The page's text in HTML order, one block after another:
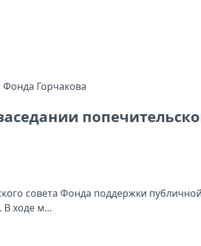
совета Фонда поддержки
ходе м...